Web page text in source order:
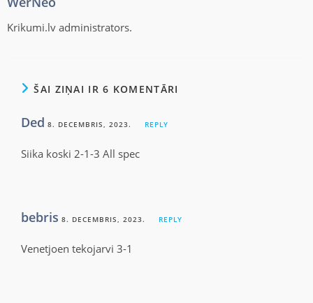
Krikumi.lv administrators.
ŠAI ZIŅAI IR 6 KOMENTĀRI
Ded 8. DECEMBRIS, 2023. REPLY
Siika koski 2-1-3 All spec
bebris 8. DECEMBRIS, 2023. REPLY
Venetjoen tekojarvi 3-1